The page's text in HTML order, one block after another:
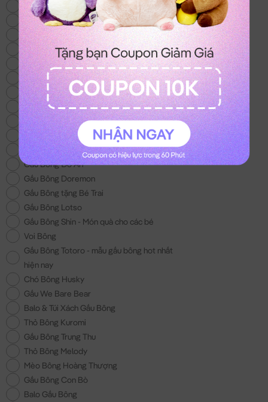
Gấu Bông To
Vịt Bông
Cừu Bông
Gấu Bông Khủng Long
Gấu Bông Tốt Nghiệp
Gấu Brown
Gấu Bông Unicorn
Gấu Bông Hello Kitty
Gấu Bông Lena
Chim Cánh Cụt
Gấu Bông 200k
Gấu Bông Đồ Ăn
Gấu Bông Doremon
Gấu Bông tặng Bé Trai
Gấu Bông Lotso
Gấu Bông Shin - Món quà cho các bé
Voi Bông
Gấu Bông Totoro - mẫu gấu bông hot nhất
hiện nay
Chó Bông Husky
Gấu We Bare Bear
Balo & Túi Xách Gấu Bông
Thỏ Bông Kuromi
Gấu Bông Trung Thu
Thỏ Bông Melody
Mèo Bông Hoàng Thượng
Gấu Bông Con Bò
Balo Gấu Bông